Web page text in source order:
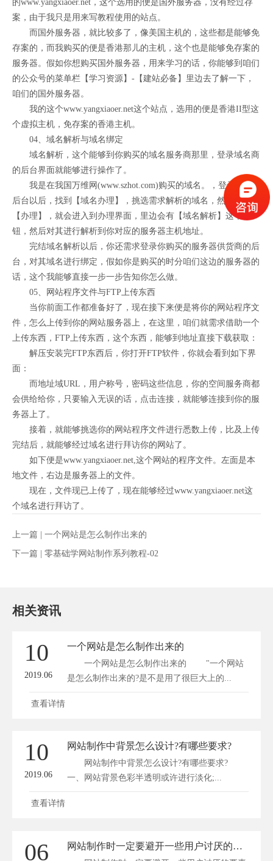
的www.yangxiaoer.net，这个选用的便是国外服务器，没有经过存
案，由于我只是用来写教程使用的站点。
而国外服务器，就比较多了，像美国主机的，这些都是能够免
存案的，而我购买的便是香港那儿的主机，这个也是能够免存案的
服务器。假如你想购买国外服务器，用来学习的话，你能够到咱们
的公众号的菜单栏【学习资源】-【建站必备】里边去了解一下，
咱们的国外服务器。
我的这个www.yangxiaoer.net这个站点，选用的便是香港II型这
个虚拟主机，免存案的香港主机。
04、域名解析与域名绑定
域名解析，这个能够到你购买的域名服务商那里，登录域名商
的后台界面就能够进行操作了。
我是在我国万维网(www.szhot.com)购买的域名。，登录域名商
后台以后，找到【域名办理】，挑选需求解析的域名，然后点击
【办理】，就会进入到办理界面，里边会有【域名解析】这个按
钮，然后对其进行解析到你对应的服务器主机地址。
完结域名解析以后，你还需求登录你购买的服务器供货商的后
台，对其域名进行绑定，假如你是购买的时分咱们这边的服务器的
话，这个我能够直接一步一步告知你怎么做。
05、网站程序文件与FTP上传东西
当你前面工作都准备好了，现在接下来便是将你的网站程序文
件，怎么上传到你的网站服务器上，在这里，咱们就需求借助一个
上传东西，FTP上传东西，这个东西，能够到地址直接下载获取：
解压安装完FTP东西后，你打开FTP软件，你就会看到如下界
面：
而地址域URL，用户称号，密码这些信息，你的空间服务商都
会供给给你，只要输入无误的话，点击连接，就能够连接到你的服
务器上了。
接着，就能够挑选你的网站程序文件进行悉数上传，比及上传
完结后，就能够经过域名进行拜访你的网站了。
如下便是www.yangxiaoer.net,这个网站的程序文件。左面是本
地文件，右边是服务器上的文件。
现在，文件现已上传了，现在能够经过www.yangxiaoer.net这
个域名进行拜访了。
上一篇 | 一个网站是怎么制作出来的
下一篇 | 零基础学网站制作系列教程-02
相关资讯
10
2019.06
一个网站是怎么制作出来的
一个网站是怎么制作出来的 "一个网站
是怎么制作出来的?是不是用了很巨大上的...
查看详情
10
2019.06
网站制作中背景怎么设计?有哪些要求?
网站制作中背景怎么设计?有哪些要求?
一、网站背景色彩半透明或许进行淡化;...
查看详情
06 网站制作时一定要避开一些用户讨厌的要素